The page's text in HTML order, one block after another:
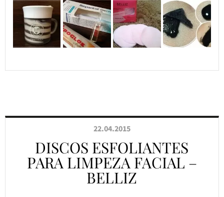
22.04.2015
DISCOS ESFOLIANTES
PARA LIMPEZA FACIAL –
BELLIZ